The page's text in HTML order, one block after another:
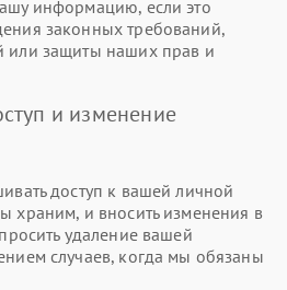
информацию, если это
законных требований,
или защиты наших прав и
и изменение
доступ к вашей личной
храним, и вносить изменения в
удаление вашей
случаев, когда мы обязаны